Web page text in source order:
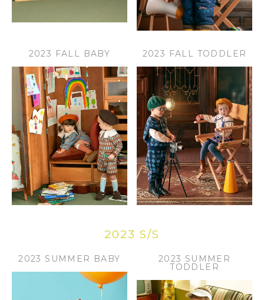
2023 FALL BABY 2023 FALL TODDLER
2023 S/S
2023 SUMMER BABY 2023 SUMMER
TODDLER